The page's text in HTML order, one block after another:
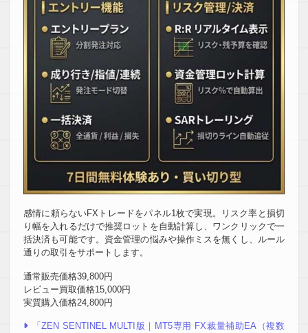
感情に頼らないFXトレードをパネル1枚で実現。リスク率と損切
り幅を入れるだけで推奨ロットを自動計算し、ワンクリックで一
括決済も可能です。資金管理の悩みや操作ミスを無くし、ルール
通りの取引をサポートします。
通常販売価格39,800円
レビュー買取価格15,000円
実質購入価格24,800円
「ZEN SENTINEL MULTI版｜MT5専用 FX裁量補助EA（複数